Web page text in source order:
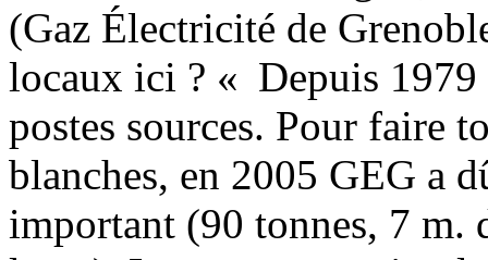
(Gaz Électricité de
locaux ici ? « Depuis 1979
postes sources. Pour faire
blanches, en 2005 GEG a
important (90 tonnes, 7 m.